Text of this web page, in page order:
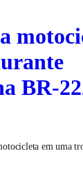
BR-
em uma